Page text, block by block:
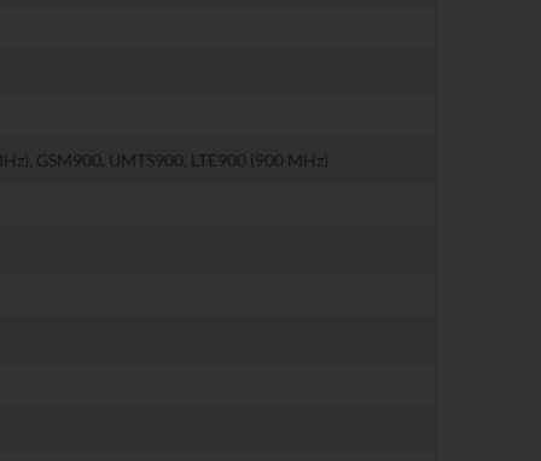
GSM900, UMTS900, LTE900 (900 MHz)